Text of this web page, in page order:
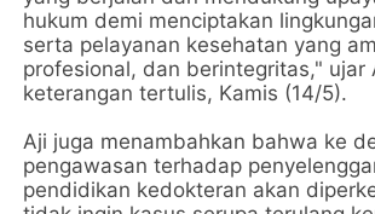
hukum demi menciptakan
serta pelayanan kesehatan yang
profesional, dan berintegritas," ujar
keterangan tertulis, Kamis (14/5).
Aji juga menambahkan bahwa ke
pengawasan terhadap
pendidikan kedokteran akan